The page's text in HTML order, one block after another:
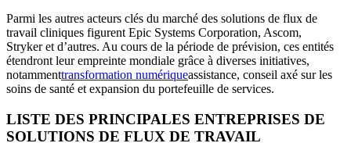
Parmi les autres acteurs clés du marché des solutions de flux de
travail cliniques figurent Epic Systems Corporation, Ascom,
Stryker et d’autres. Au cours de la période de prévision, ces entités
étendront leur empreinte mondiale grâce à diverses initiatives,
notammenttransformation numériqueassistance, conseil axé sur les
soins de santé et expansion du portefeuille de services.
LISTE DES PRINCIPALES ENTREPRISES DE
SOLUTIONS DE FLUX DE TRAVAIL